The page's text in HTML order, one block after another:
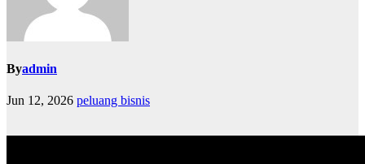
Byadmin
Jun 12, 2026 peluang bisnis